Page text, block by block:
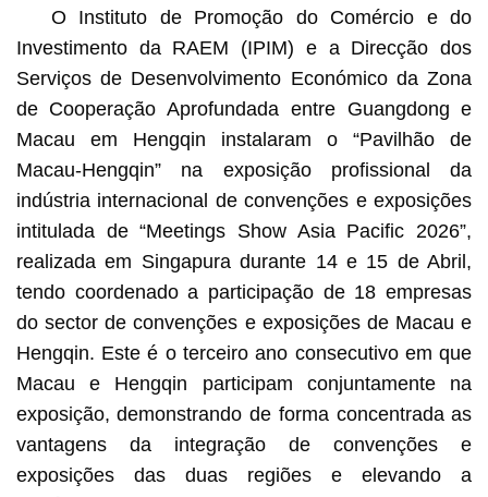
O Instituto de Promoção do Comércio e do
Investimento da RAEM (IPIM) e a Direcção dos
Serviços de Desenvolvimento Económico da Zona
de Cooperação Aprofundada entre Guangdong e
Macau em Hengqin instalaram o “Pavilhão de
Macau-Hengqin” na exposição profissional da
indústria internacional de convenções e exposições
intitulada de “Meetings Show Asia Pacific 2026”,
realizada em Singapura durante 14 e 15 de Abril,
tendo coordenado a participação de 18 empresas
do sector de convenções e exposições de Macau e
Hengqin. Este é o terceiro ano consecutivo em que
Macau e Hengqin participam conjuntamente na
exposição, demonstrando de forma concentrada as
vantagens da integração de convenções e
exposições das duas regiões e elevando a